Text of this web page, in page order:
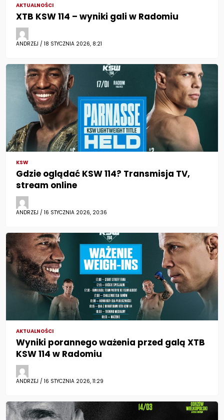
AKTUALNOŚCI
XTB KSW 114 – wyniki gali w Radomiu
ANDRZEJ / 18 STYCZNIA 2026, 8:21
KSW
Gdzie oglądać KSW 114? Transmisja TV,
stream online
ANDRZEJ / 16 STYCZNIA 2026, 20:36
AKTUALNOŚCI
Wyniki porannego ważenia przed galą XTB
KSW 114 w Radomiu
ANDRZEJ / 16 STYCZNIA 2026, 11:29